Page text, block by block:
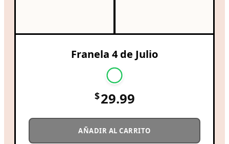
Franela 4 de Julio
$29.99
AÑADIR AL CARRITO